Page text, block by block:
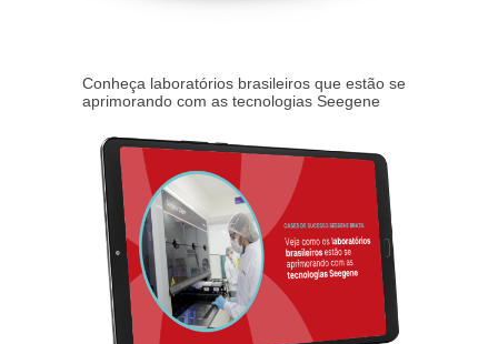
Conheça laboratórios brasileiros que estão se
aprimorando com as tecnologias Seegene